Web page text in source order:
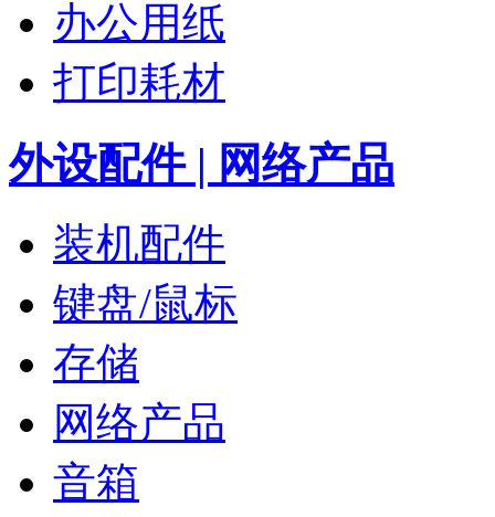
办公用纸
打印耗材
外设配件 | 网络产品
装机配件
键盘/鼠标
存储
网络产品
音箱